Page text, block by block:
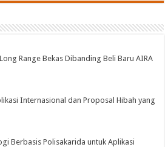
Range Bekas Dibanding Beli Baru AIRA
Internasional dan Proposal Hibah yang
Berbasis Polisakarida untuk Aplikasi